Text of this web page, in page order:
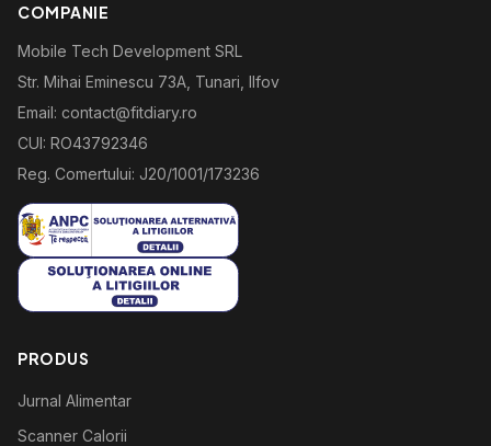
COMPANIE
Mobile Tech Development SRL
Str. Mihai Eminescu 73A, Tunari, Ilfov
Email: contact@fitdiary.ro
CUI: RO43792346
Reg. Comertului: J20/1001/173236
PRODUS
Jurnal Alimentar
Scanner Calorii